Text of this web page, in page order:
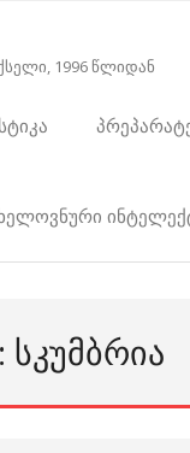
1996 წლიდან
ᲡᲙᲣᲛᲑᲠᲘᲐ